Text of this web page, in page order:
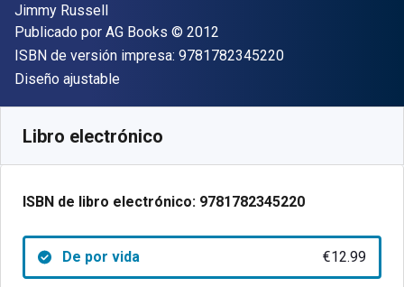
Autor(es)
Jimmy Russell
Editorial
Publicado por AG Books Copyright
© 2012
ISBN de versión impresa: 9781782345220"ISBN-13
Formato
Diseño ajustable
Libro electrónico
ISBN de libro electrónico: 9781782345220
De por vida €12.99